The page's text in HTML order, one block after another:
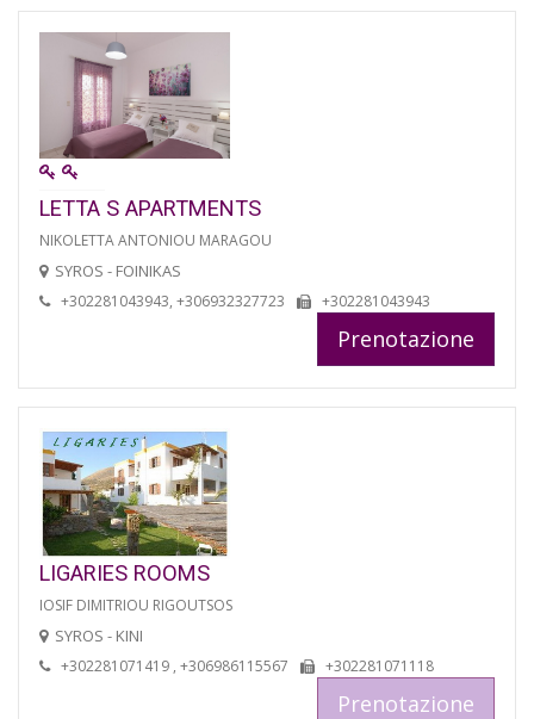
LETTA S APARTMENTS
NIKOLETTA ANTONIOU MARAGOU
SYROS - FOINIKAS
+302281043943, +306932327723 +302281043943
Prenotazione
LIGARIES ROOMS
IOSIF DIMITRIOU RIGOUTSOS
SYROS - KINI
+302281071419 , +306986115567 +302281071118
Prenotazione